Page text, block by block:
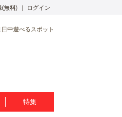
(無料) ログイン
日中遊べるスポット
特集